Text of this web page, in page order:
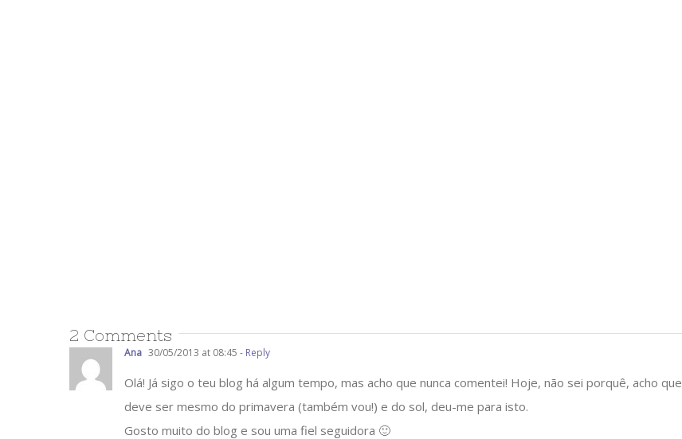
2 Comments
Ana 30/05/2013 at 08:45 - Reply
Olá! Já sigo o teu blog há algum tempo, mas acho que nunca comentei! Hoje, não sei porquê, acho que
deve ser mesmo do primavera (também vou!) e do sol, deu-me para isto.
Gosto muito do blog e sou uma fiel seguidora 🙂